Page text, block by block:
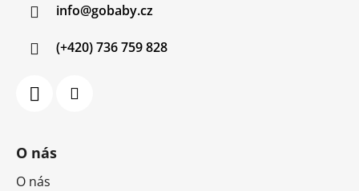
info@gobaby.cz
(+420) 736 759 828
O nás
O nás